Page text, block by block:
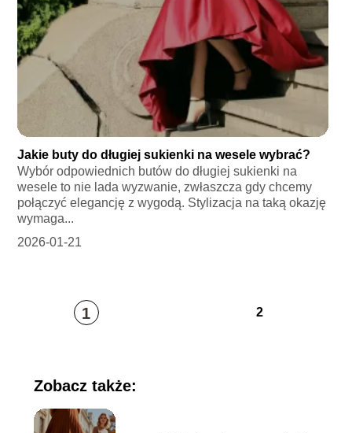
Jakie buty do długiej sukienki na wesele wybrać?
Wybór odpowiednich butów do długiej sukienki na
wesele to nie lada wyzwanie, zwłaszcza gdy chcemy
połączyć elegancję z wygodą. Stylizacja na taką okazję
wymaga...
2026-01-21
1 2
Zobacz także: